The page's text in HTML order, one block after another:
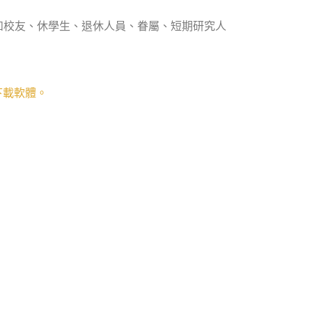
友、休學生、退休人員、眷屬、短期研究人
軟體。